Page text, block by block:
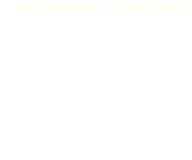
МАТЕРИАЛОВ ССЫЛКА НА